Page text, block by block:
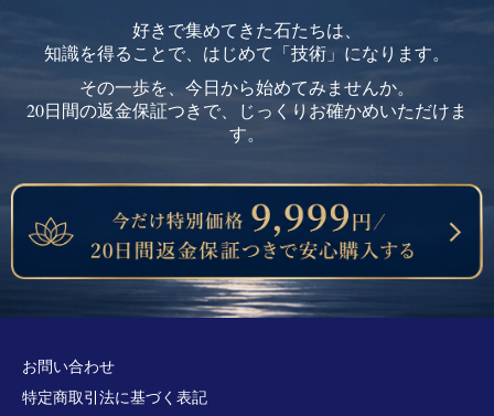
好きで集めてきた石たちは、
知識を得ることで、はじめて「技術」になります。
その一歩を、今日から始めてみませんか。
20日間の返金保証つきで、じっくりお確かめいただけま
す。
お問い合わせ
特定商取引法に基づく表記